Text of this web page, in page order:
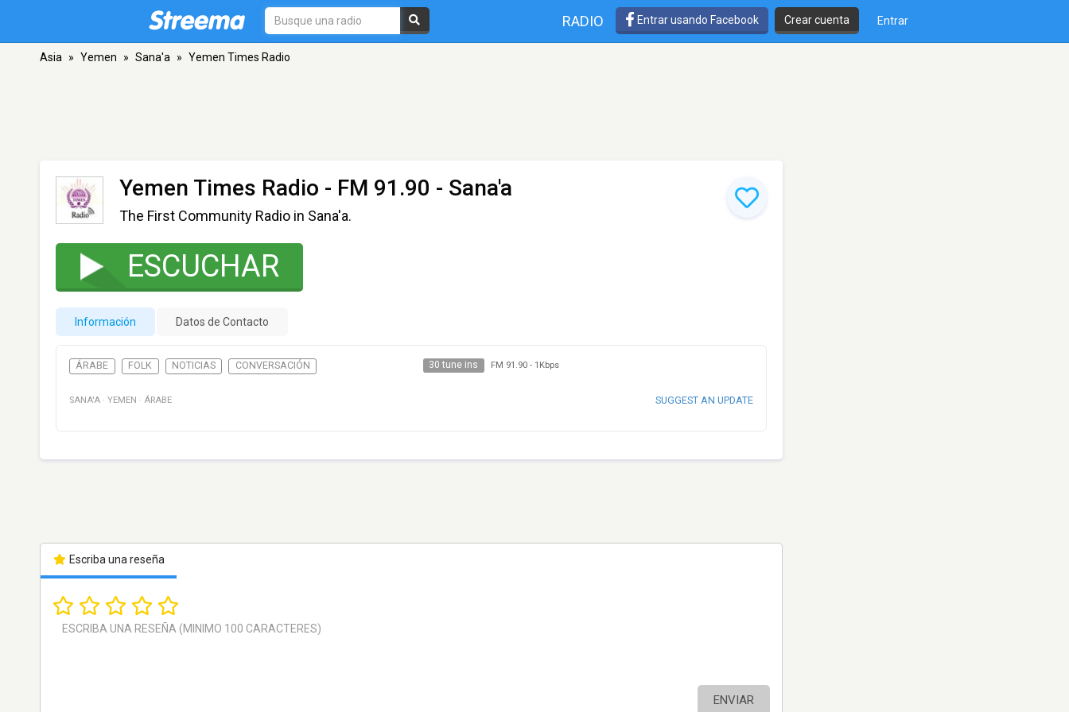
RADIO Entrar usando Facebook Crear cuenta Entrar
Asia » Yemen » Sana'a » Yemen Times Radio
Yemen Times Radio - FM 91.90 - Sana'a
The First Community Radio in Sana'a.
ESCUCHAR
Información Datos de Contacto
ÁRABE FOLK NOTICIAS CONVERSACIÓN 30 tune ins FM 91.90- 1Kbps
SANA'A · YEMEN · ÁRABE SUGGEST AN UPDATE
Escriba una reseña
ENVIAR